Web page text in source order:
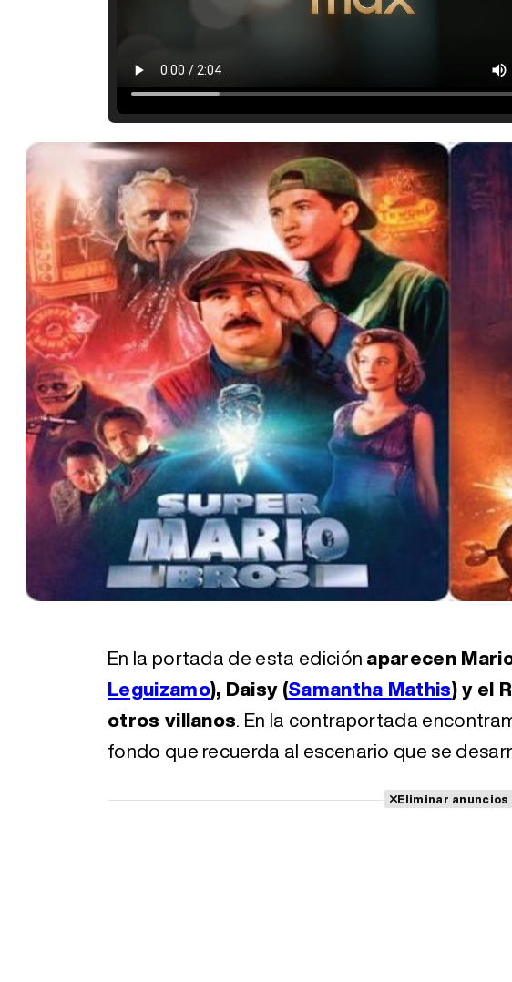
En la portada de esta ediciónaparecen
Leguizamo), Daisy (Samantha Mathis) y el
otros villanos. En la contraportada
fondo que recuerda al escenario que se
Eliminar anuncios